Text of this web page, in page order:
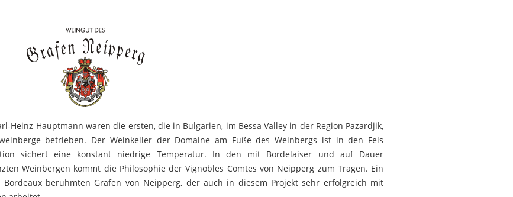
Heinz Hauptmann waren die ersten, die in Bulgarien, im Bessa Valley in der Region Pazardjik,
betrieben. Der Weinkeller der Domaine am Fuße des Weinbergs ist in den Fels
sichert eine konstant niedrige Temperatur. In den mit Bordelaiser und auf Dauer
Weinbergen kommt die Philosophie der Vignobles Comtes von Neipperg zum Tragen. Ein
berühmten Grafen von Neipperg, der auch in diesem Projekt sehr erfolgreich mit